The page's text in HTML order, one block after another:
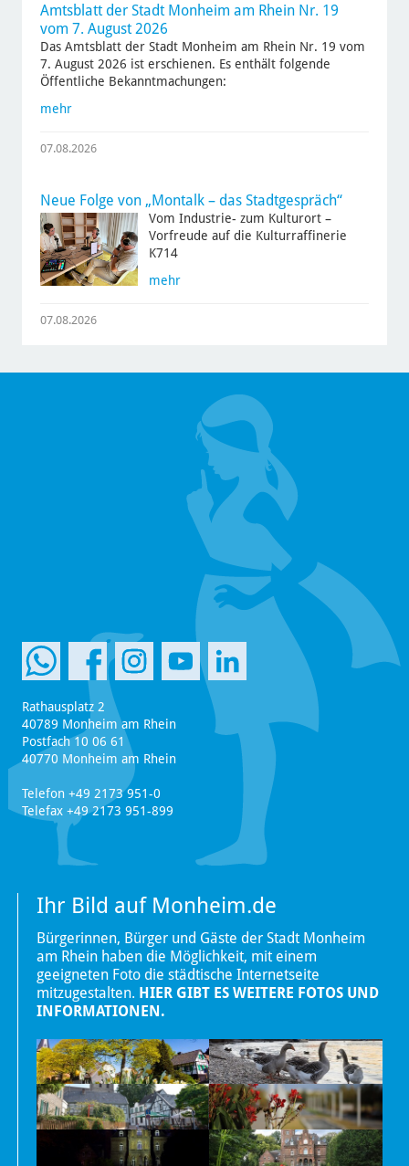
Amtsblatt der Stadt Monheim am Rhein Nr. 19
vom 7. August 2026
Das Amtsblatt der Stadt Monheim am Rhein Nr. 19 vom
7. August 2026 ist erschienen. Es enthält folgende
Öffentliche Bekanntmachungen:
mehr
07.08.2026
Neue Folge von „Montalk – das Stadtgespräch“
Vom Industrie- zum Kulturort –
Vorfreude auf die Kulturraffinerie
K714
mehr
07.08.2026
Rathausplatz 2
40789 Monheim am Rhein
Postfach 10 06 61
40770 Monheim am Rhein
Telefon +49 2173 951-0
Telefax +49 2173 951-899
Ihr Bild auf Monheim.de
Bürgerinnen, Bürger und Gäste der Stadt Monheim
am Rhein haben die Möglichkeit, mit einem
geeigneten Foto die städtische Internetseite
mitzugestalten. HIER GIBT ES WEITERE FOTOS UND
INFORMATIONEN.